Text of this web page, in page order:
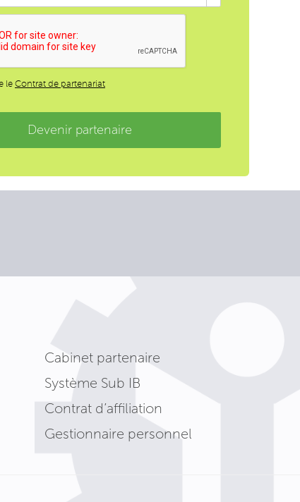
le Contrat de partenariat
Devenir partenaire
Cabinet partenaire
Système Sub IB
Contrat d’affiliation
Gestionnaire personnel